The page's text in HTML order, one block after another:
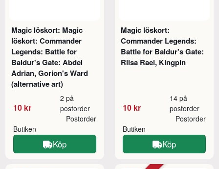
Magic löskort: Magic
löskort: Commander
Legends: Battle for
Baldur's Gate: Abdel
Adrian, Gorion's Ward
(alternative art)
10 kr
2 på
postorder
Butiken
Postorder
Köp
Magic löskort:
Commander Legends:
Battle for Baldur's Gate:
Rilsa Rael, Kingpin
10 kr
14 på
postorder
Butiken
Postorder
Köp